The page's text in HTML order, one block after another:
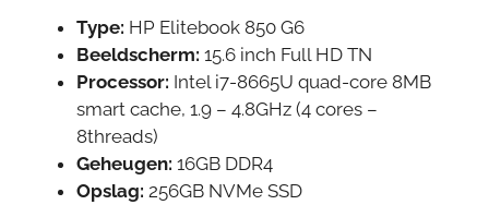
Type: HP Elitebook 850 G6
Beeldscherm: 15.6 inch Full HD TN
Processor: Intel i7-8665U quad-core 8MB
smart cache, 1.9 – 4.8GHz (4 cores –
8threads)
Geheugen: 16GB DDR4
Opslag: 256GB NVMe SSD